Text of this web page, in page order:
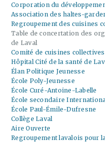
Corporation du
Association des haltes-
Regroupement des cuisines
Table de concertation des
de Laval
Comité de cuisines
Hôpital Cité de la santé de
Élan Politique Jeunesse
École Poly-Jeunesse
École Curé-Antoine-Labelle
École secondaire
École Paul-Émile-Dufresne
Collège Laval
Aire Ouverte
Regroupement lavalois pour